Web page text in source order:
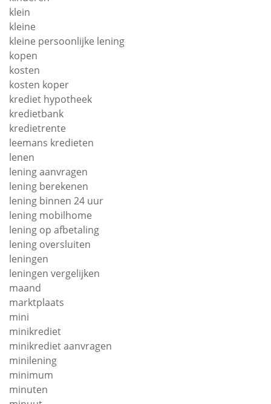
klein
kleine
kleine persoonlijke lening
kopen
kosten
kosten koper
krediet hypotheek
kredietbank
kredietrente
leemans kredieten
lenen
lening aanvragen
lening berekenen
lening binnen 24 uur
lening mobilhome
lening op afbetaling
lening oversluiten
leningen
leningen vergelijken
maand
marktplaats
mini
minikrediet
minikrediet aanvragen
minilening
minimum
minuten